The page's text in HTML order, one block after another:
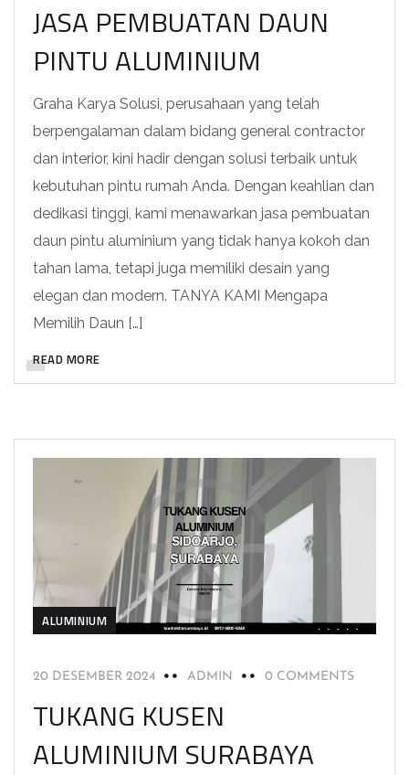
JASA PEMBUATAN DAUN
PINTU ALUMINIUM
Graha Karya Solusi, perusahaan yang telah
berpengalaman dalam bidang general contractor
dan interior, kini hadir dengan solusi terbaik untuk
kebutuhan pintu rumah Anda. Dengan keahlian dan
dedikasi tinggi, kami menawarkan jasa pembuatan
daun pintu aluminium yang tidak hanya kokoh dan
tahan lama, tetapi juga memiliki desain yang
elegan dan modern. TANYA KAMI Mengapa
Memilih Daun […]
READ MORE
ALUMINIUM
20 DESEMBER 2024 ADMIN 0 COMMENTS
TUKANG KUSEN
ALUMINIUM SURABAYA